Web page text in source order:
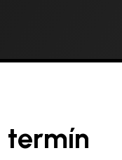
termín